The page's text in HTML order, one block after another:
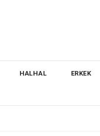
HALHAL ERKEK